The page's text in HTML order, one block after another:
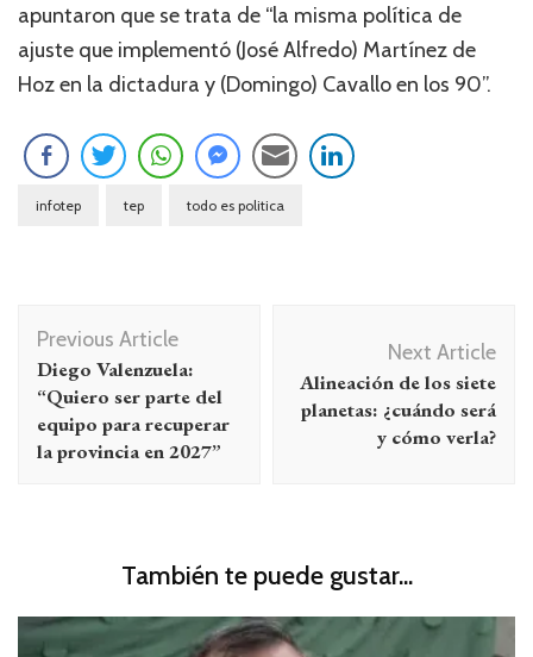
apuntaron que se trata de “la misma política de
ajuste que implementó (José Alfredo) Martínez de
Hoz en la dictadura y (Domingo) Cavallo en los 90”.
infotep tep todo es politica
Navegación
de
entradas
Previous Article
Diego Valenzuela:
“Quiero ser parte del
equipo para recuperar
la provincia en 2027”
Next Article
Alineación de los siete
planetas: ¿cuándo será
y cómo verla?
También te puede gustar...